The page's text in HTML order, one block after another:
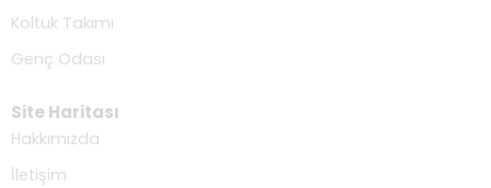
Koltuk Takımı
Genç Odası
Site Haritası
Hakkımızda
İletişim